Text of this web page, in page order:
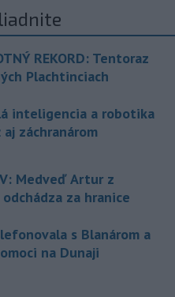
REKORD: Tentoraz
Plachtinciach
inteligencia a robotika
záchranárom
Medveď Artur z
za hranice
s Blanárom a
na Dunaji